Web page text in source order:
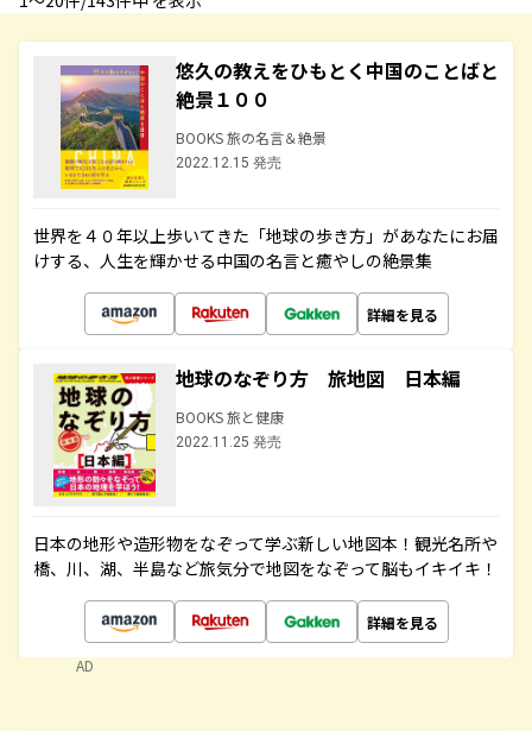
悠久の教えをひもとく中国のことばと
絶景１００
BOOKS 旅の名言＆絶景
2022.12.15 発売
世界を４０年以上歩いてきた「地球の歩き方」があなたにお届
けする、人生を輝かせる中国の名言と癒やしの絶景集
詳細を見る
地球のなぞり方 旅地図 日本編
BOOKS 旅と健康
2022.11.25 発売
日本の地形や造形物をなぞって学ぶ新しい地図本！観光名所や
橋、川、湖、半島など旅気分で地図をなぞって脳もイキイキ！
詳細を見る
AD